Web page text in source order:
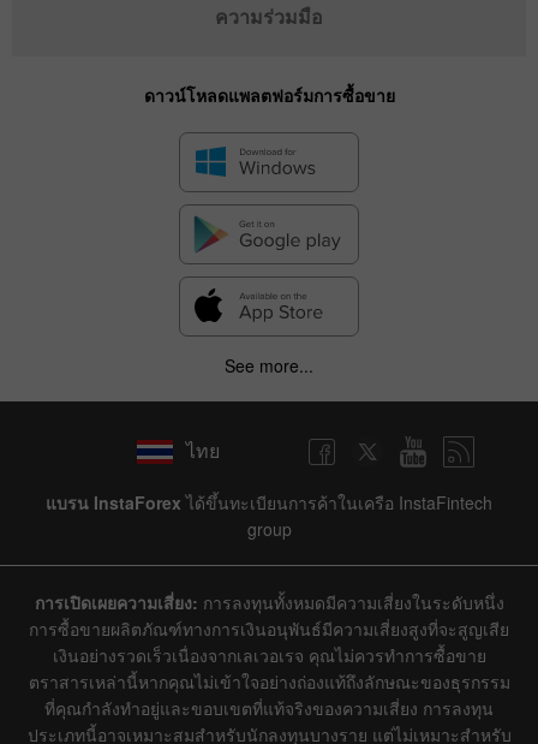
ความร่วมมือ
ดาวน์โหลดแพลตฟอร์มการซื้อขาย
See more...
ไทย
แบรน InstaForex ได้ขึ้นทะเบียนการค้าในเครือ InstaFintech
group
การเปิดเผยความเสี่ยง: การลงทุนทั้งหมดมีความเสี่ยงในระดับหนึ่ง
การซื้อขายผลิตภัณฑ์ทางการเงินอนุพันธ์มีความเสี่ยงสูงที่จะสูญเสีย
เงินอย่างรวดเร็วเนื่องจากเลเวอเรจ คุณไม่ควรทำการซื้อขาย
ตราสารเหล่านี้หากคุณไม่เข้าใจอย่างถ่องแท้ถึงลักษณะของธุรกรรม
ที่คุณกำลังทำอยู่และขอบเขตที่แท้จริงของความเสี่ยง การลงทุน
ประเภทนี้อาจเหมาะสมสำหรับนักลงทุนบางราย แต่ไม่เหมาะสำหรับ